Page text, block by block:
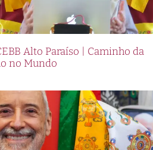
Alto Paraíso | Caminho da
no Mundo